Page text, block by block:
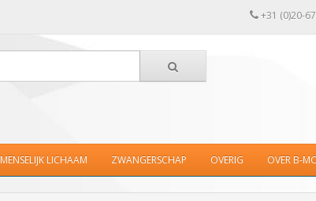
+31 (0)20-
MENSELIJK LICHAAM ZWANGERSCHAP OVERIG OVER B-